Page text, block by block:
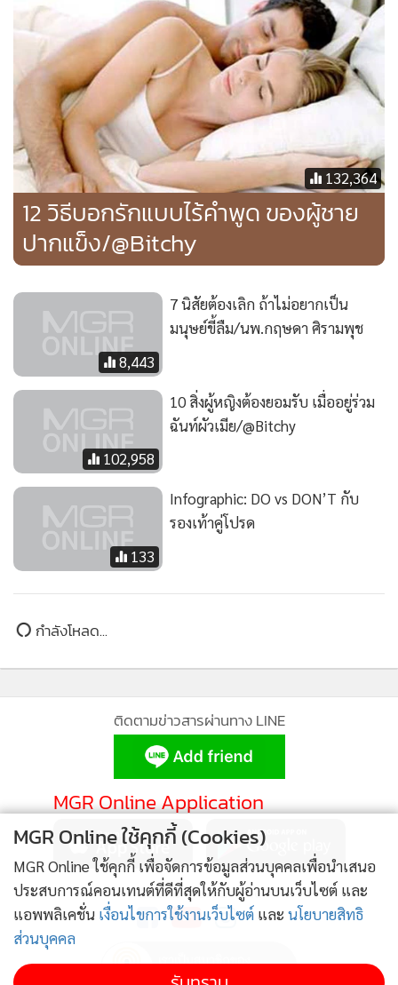
ญี่ปุ่น
News1
• Gotomanager
132,364
12 วิธีบอกรักแบบไร้คำพูด ของผู้ชาย
ปากแข็ง/@Bitchy
8,443
7 นิสัยต้องเลิก ถ้าไม่อยากเป็น
มนุษย์ขี้ลืม/นพ.กฤษดา ศิรามพุช
102,958
10 สิ่งผู้หญิงต้องยอมรับ เมื่ออยู่ร่วม
ฉันท์ผัวเมีย/@Bitchy
133
Infographic: DO vs DON’T กับ
รองเท้าคู่โปรด
ข่าวในหมวดล่าสุด
4
ปลดล็อกความกังวลใจ ด้วยตัวช่วยบล็อก ‘ฝ้า’ คืนความ
มั่นใจให้ผิว
ข่าวอื่นในหมวด
MGR Online ใช้คุกกี้ (Cookies)
MGR Online ใช้คุกกี้ เพื่อจัดการข้อมูลส่วนบุคคลเพื่อนำเสนอ
ประสบการณ์คอนเทนต์ที่ดีที่สุดให้กับผู้อ่านบนเว็บไซต์ และ
แอพพลิเคชั่น เงื่อนไขการใช้งานเว็บไซต์ และ นโยบายสิทธิ
ส่วนบุคคล